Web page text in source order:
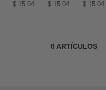
$ 15.04 $ 15.04 $ 15.04
0 ARTÍCULOS